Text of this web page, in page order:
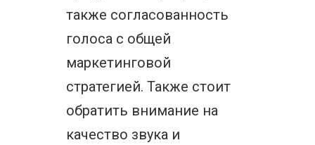
также согласованность
голоса с общей
маркетинговой
стратегией. Также стоит
обратить внимание на
качество звука и